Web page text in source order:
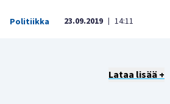
Politiikka 23.09.2019 | 14:11
Lataa lisää +